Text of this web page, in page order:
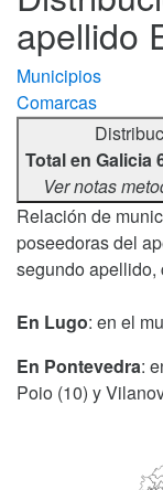
apellido
Municipios
Comarcas
Total en Galicia
Ver notas
Relación de
poseedoras del
segundo apellido,
En Lugo: en el
En Pontevedra:
Poio (10) y